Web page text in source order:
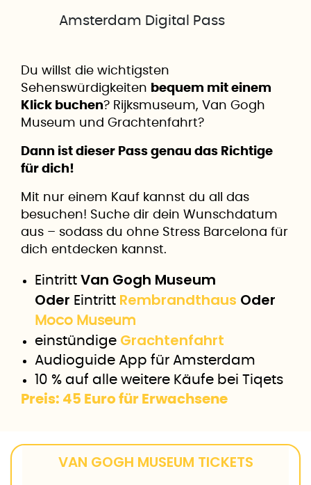
Amsterdam Digital Pass
Du willst die wichtigsten
Sehenswürdigkeiten bequem mit einem
Klick buchen? Rijksmuseum, Van Gogh
Museum und Grachtenfahrt?
Dann ist dieser Pass genau das Richtige
für dich!
Mit nur einem Kauf kannst du all das
besuchen! Suche dir dein Wunschdatum
aus – sodass du ohne Stress Barcelona für
dich entdecken kannst.
Eintritt Van Gogh Museum
Oder Eintritt Rembrandthaus Oder
Moco Museum
einstündige Grachtenfahrt
Audioguide App für Amsterdam
10 % auf alle weitere Käufe bei Tiqets
Preis: 45 Euro für Erwachsene
VAN GOGH MUSEUM TICKETS